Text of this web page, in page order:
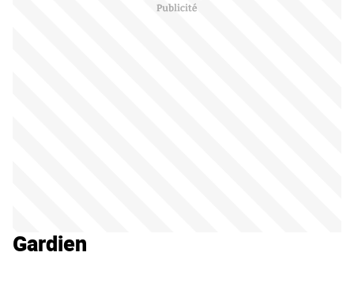
Gardien